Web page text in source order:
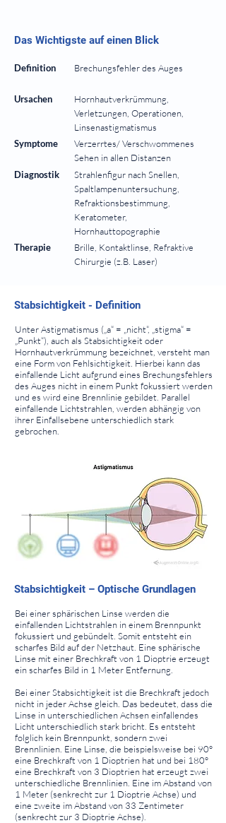
Das Wichtigste auf einen Blick
Definition
Brechungsfehler des Auges
Ursachen
Hornhautverkrümmung,
Verletzungen, Operationen,
Linsenastigmatismus
Symptome
Verzerrtes/ Verschwommenes
Sehen in allen Distanzen
Diagnostik
Strahlenfigur nach Snellen,
Spaltlampenuntersuchung,
Refraktionsbestimmung,
Keratometer,
Hornhauttopographie
Therapie
Brille, Kontaktlinse, Refraktive
Chirurgie (z.B. Laser)
Stabsichtigkeit - Definition
Unter Astigmatismus („a“ = „nicht“, „stigma“ =
„Punkt“), auch als Stabsichtigkeit oder
Hornhautverkrümmung bezeichnet, versteht man
eine Form von Fehlsichtigkeit. Hierbei kann das
einfallende Licht aufgrund eines Brechungsfehlers
des Auges nicht in einem Punkt fokussiert werden
und es wird eine Brennlinie gebildet. Parallel
einfallende Lichtstrahlen, werden abhängig von
ihrer Einfallsebene unterschiedlich stark
gebrochen.
Stabsichtigkeit – Optische Grundlagen
Bei einer sphärischen Linse werden die
einfallenden Lichtstrahlen in einem Brennpunkt
fokussiert und gebündelt. Somit entsteht ein
scharfes Bild auf der Netzhaut. Eine sphärische
Linse mit einer Brechkraft von 1 Dioptrie erzeugt
ein scharfes Bild in 1 Meter Entfernung.
Bei einer Stabsichtigkeit ist die Brechkraft jedoch
nicht in jeder Achse gleich. Das bedeutet, dass die
Linse in unterschiedlichen Achsen einfallendes
Licht unterschiedlich stark bricht. Es entsteht
folglich kein Brennpunkt, sondern zwei
Brennlinien. Eine Linse, die beispielsweise bei 90°
eine Brechkraft von 1 Dioptrien hat und bei 180°
eine Brechkraft von 3 Dioptrien hat erzeugt zwei
unterschiedliche Brennlinien. Eine im Abstand von
1 Meter (senkrecht zur 1 Dioptrie Achse) und
eine zweite im Abstand von 33 Zentimeter
(senkrecht zur 3 Dioptrie Achse).